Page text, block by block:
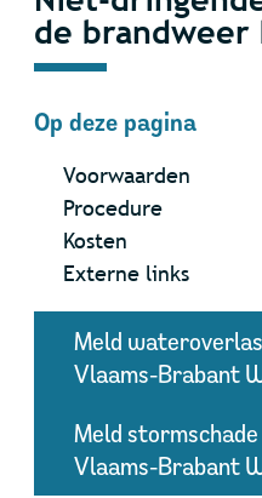
de
Op deze pagina
Voorwaarden
Procedure
Kosten
Externe links
Meld
Vlaams-Brabant
Meld
Vlaams-Brabant